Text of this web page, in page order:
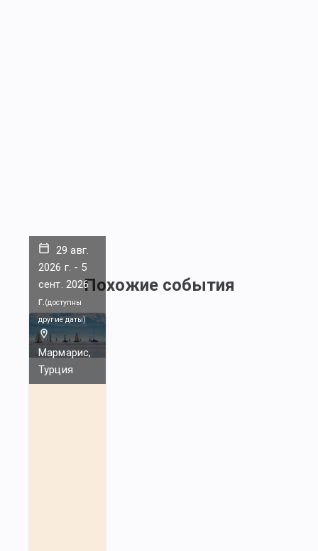
Похожие события
29 авг.
2026 г. - 5
сент. 2026
г.(доступны
другие даты)
Мармарис,
Турция